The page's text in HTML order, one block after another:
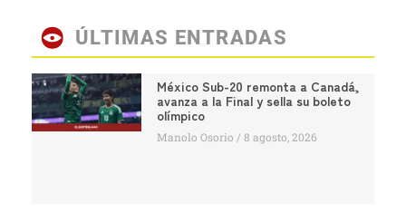
ÚLTIMAS ENTRADAS
México Sub-20 remonta a Canadá,
avanza a la Final y sella su boleto
olímpico
Manolo Osorio 8 agosto, 2026